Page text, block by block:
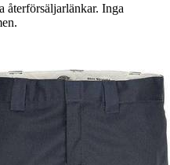
återförsäljarlänkar. Inga